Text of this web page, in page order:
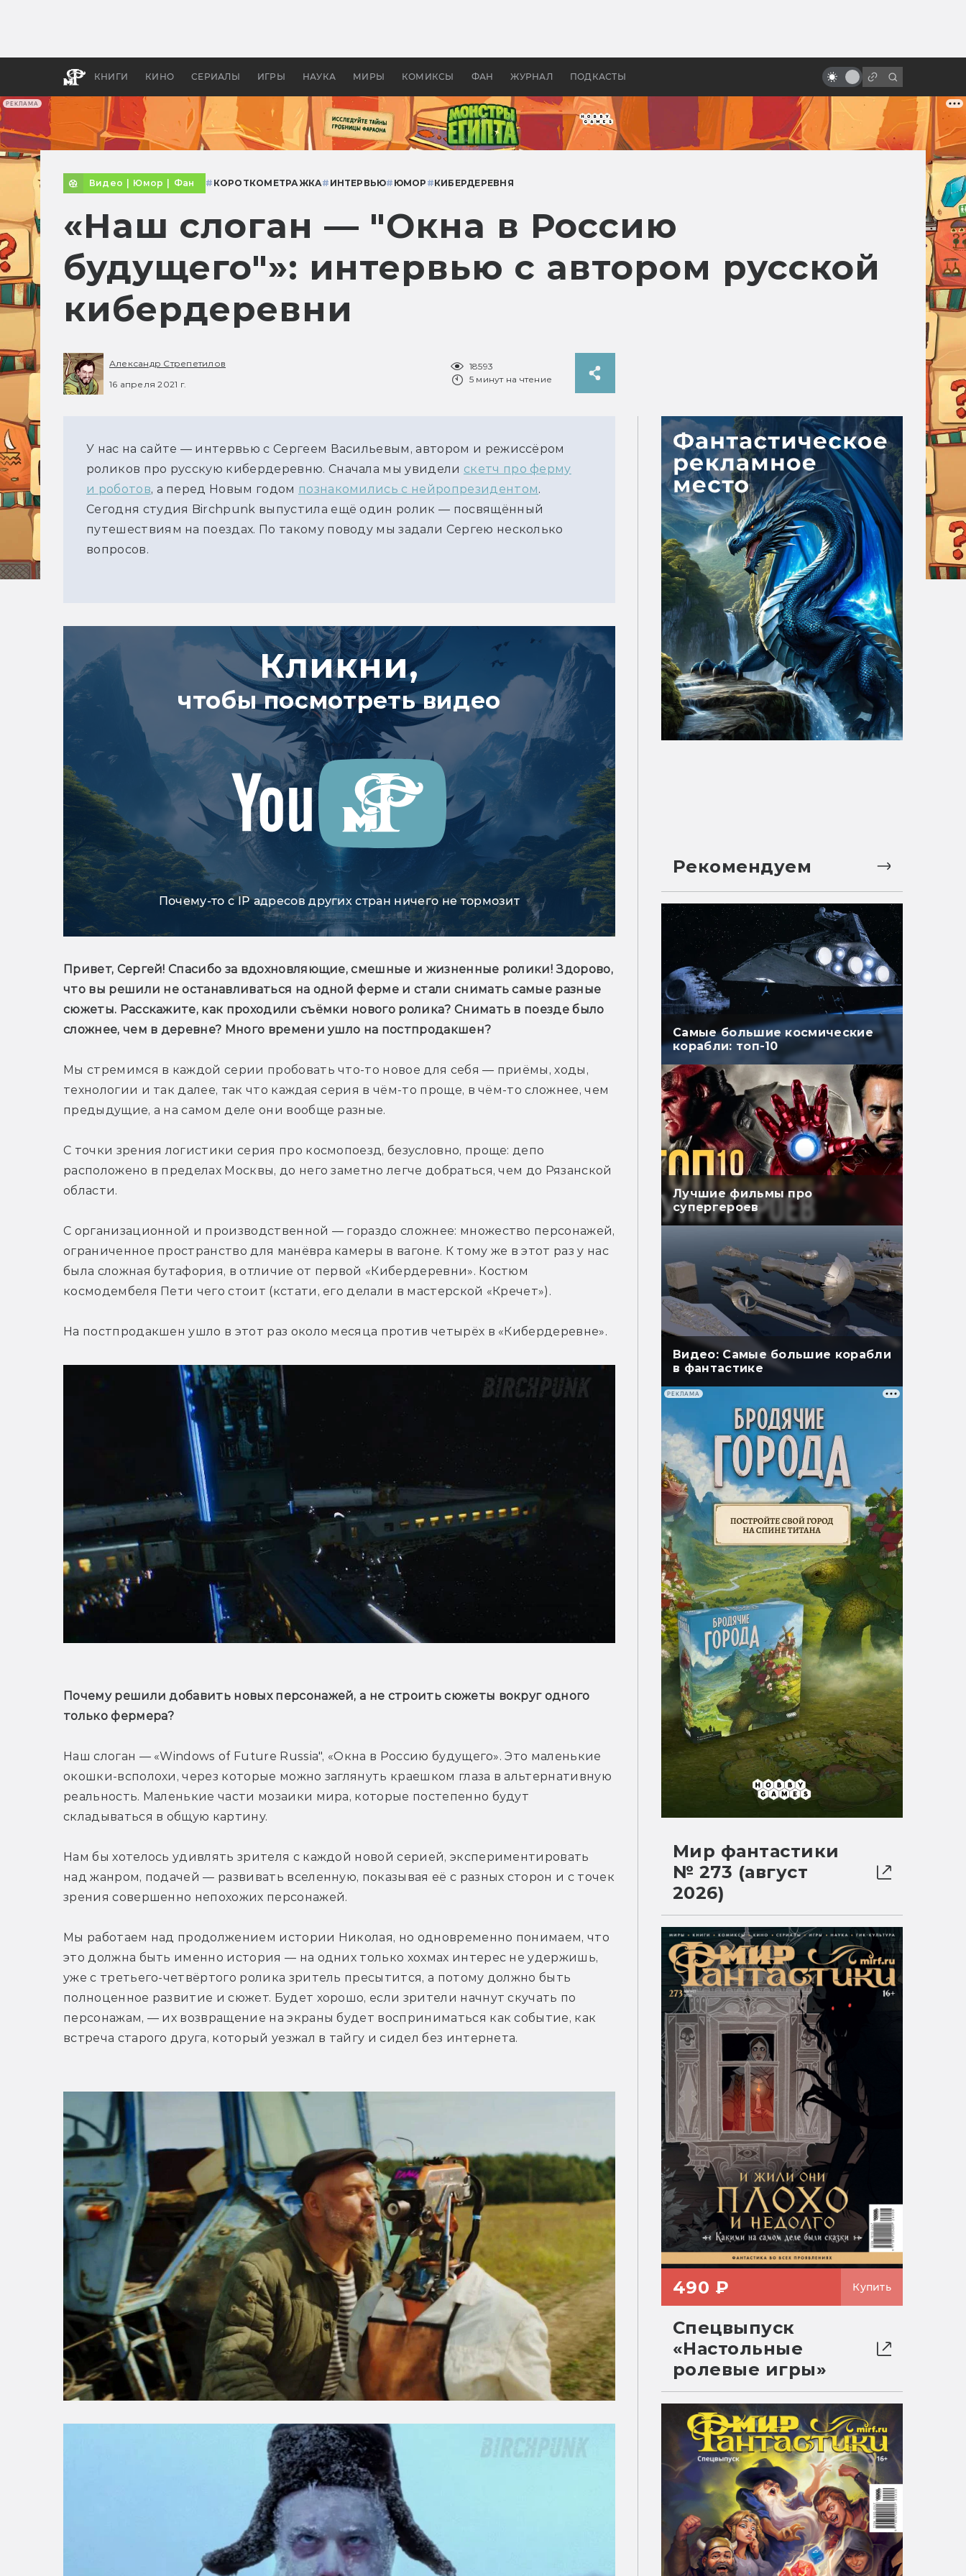
РЕКЛАМА
КНИГИ КИНО СЕРИАЛЫ ИГРЫ НАУКА МИРЫ КОМИКСЫ ФАН ЖУРНАЛ ПОДКАСТЫ
апокалипсис, в России —
бы «Властелина колец»
арты
Видео Юмор Фан # КОРОТКОМЕТРАЖКА# ИНТЕРВЬЮ# ЮМОР #КИБЕРДЕРЕВНЯ
«Наш слоган — "Окна в Россию
будущего"»: интервью с автором русской
кибердеревни
Александр Стрепетилов
16 апреля 2021 г.
18593
5 минут на чтение
У нас на сайте — интервью с Сергеем Васильевым, автором и режиссёром
роликов про русскую кибердеревню. Сначала мы увидели скетч про ферму
и роботов, а перед Новым годом познакомились с нейропрезидентом.
Сегодня студия Birchpunk выпустила ещё один ролик — посвящённый
путешествиям на поездах. По такому поводу мы задали Сергею несколько
вопросов.
Кликни,
чтобы посмотреть видео
Почему-то с IP адресов других стран ничего не тормозит
Привет, Сергей! Спасибо за вдохновляющие, смешные и жизненные ролики! Здорово,
что вы решили не останавливаться на одной ферме и стали снимать самые разные
сюжеты. Расскажите, как проходили съёмки нового ролика? Снимать в поезде было
сложнее, чем в деревне? Много времени ушло на постпродакшен?
Мы стремимся в каждой серии пробовать что-то новое для себя — приёмы, ходы,
технологии и так далее, так что каждая серия в чём-то проще, в чём-то сложнее, чем
предыдущие, а на самом деле они вообще разные.
С точки зрения логистики серия про космопоезд, безусловно, проще: депо
расположено в пределах Москвы, до него заметно легче добраться, чем до Рязанской
области.
С организационной и производственной — гораздо сложнее: множество персонажей,
ограниченное пространство для манёвра камеры в вагоне. К тому же в этот раз у нас
была сложная бутафория, в отличие от первой «Кибердеревни». Костюм
космодембеля Пети чего стоит (кстати, его делали в мастерской «Кречет»).
На постпродакшен ушло в этот раз около месяца против четырёх в «Кибердеревне».
Почему решили добавить новых персонажей, а не строить сюжеты вокруг одного
только фермера?
Наш слоган — «Windows of Future Russia", «Окна в Россию будущего». Это маленькие
окошки-всполохи, через которые можно заглянуть краешком глаза в альтернативную
реальность. Маленькие части мозаики мира, которые постепенно будут
складываться в общую картину.
Нам бы хотелось удивлять зрителя с каждой новой серией, экспериментировать
над жанром, подачей — развивать вселенную, показывая её с разных сторон и с точек
зрения совершенно непохожих персонажей.
Мы работаем над продолжением истории Николая, но одновременно понимаем, что
это должна быть именно история — на одних только хохмах интерес не удержишь,
уже с третьего-четвёртого ролика зритель пресытится, а потому должно быть
полноценное развитие и сюжет. Будет хорошо, если зрители начнут скучать по
персонажам, — их возвращение на экраны будет восприниматься как событие, как
встреча старого друга, который уезжал в тайгу и сидел без интернета.
Рекомендуем
Самые большие космические
корабли: топ-10
Лучшие фильмы про
супергероев
Видео: Самые большие корабли
в фантастике
РЕКЛАМА
Мир фантастики
№ 273 (август
2026)
490 ₽ Купить
Спецвыпуск
«Настольные
ролевые игры»